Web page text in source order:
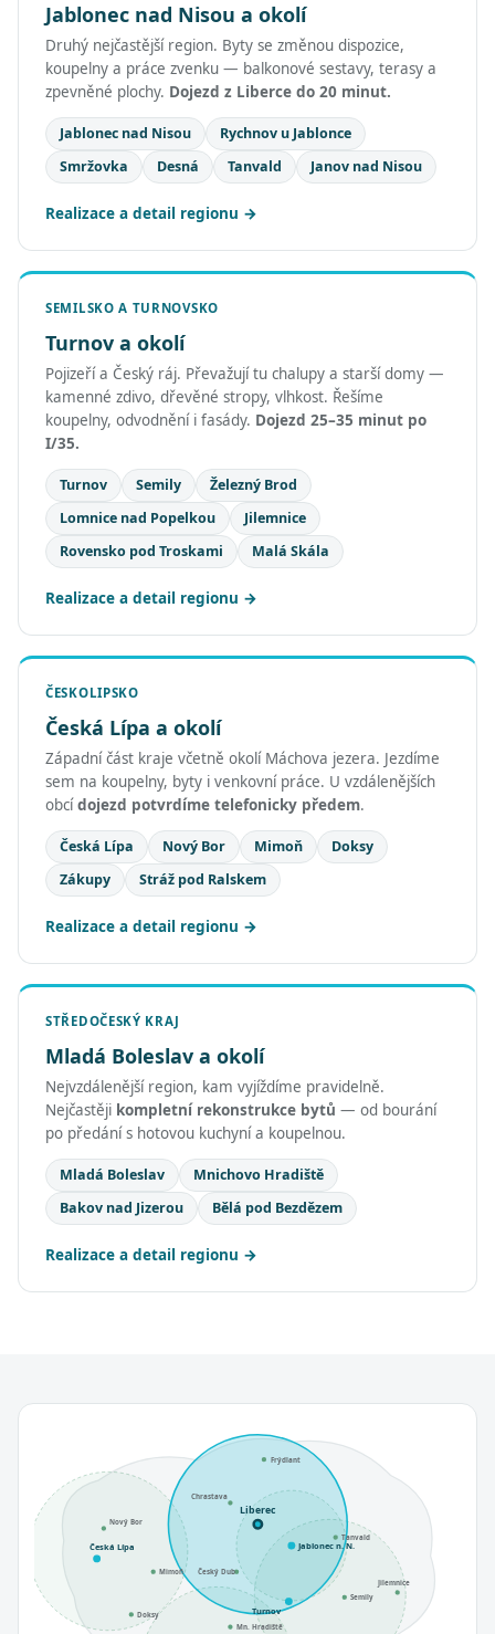
Jablonec nad Nisou a okolí
Druhý nejčastější region. Byty se změnou dispozice,
koupelny a práce zvenku — balkonové sestavy, terasy a
zpevněné plochy. Dojezd z Liberce do 20 minut.
Jablonec nad Nisou
Rychnov u Jablonce
Smržovka
Desná Tanvald Janov nad Nisou
Realizace a detail regionu
SEMILSKO A TURNOVSKO
Turnov a okolí
Pojizeří a Český ráj. Převažují tu chalupy a starší domy —
kamenné zdivo, dřevěné stropy, vlhkost. Řešíme
koupelny, odvodnění i fasády. Dojezd 25–35 minut po
I/35.
Turnov Semily
Železný Brod
Lomnice nad Popelkou
Jilemnice
Rovensko pod Troskami
Malá Skála
Realizace a detail regionu
ČESKOLIPSKO
Česká Lípa a okolí
Západní část kraje včetně okolí Máchova jezera. Jezdíme
sem na koupelny, byty i venkovní práce. U vzdálenějších
obcídojezd potvrdíme telefonicky předem.
Česká Lípa Nový Bor Mimoň
Doksy
Zákupy
Stráž pod Ralskem
Realizace a detail regionu
STŘEDOČESKÝ KRAJ
Mladá Boleslav a okolí
Nejvzdálenější region, kam vyjíždíme pravidelně.
Nejčastěji kompletní rekonstrukce bytů — od bourání
po předání s hotovou kuchyní a koupelnou.
Mladá Boleslav
Mnichovo Hradiště
Bakov nad Jizerou
Bělá pod Bezdězem
Realizace a detail regionu
Liberec
Jablonec n. N.
Turnov
Česká Lípa
Chrastava
Frýdlant
Tanvald
Semily
Jilemnice
Nový Bor
Mimoň
Doksy
Mn. Hradiště
Český Dub